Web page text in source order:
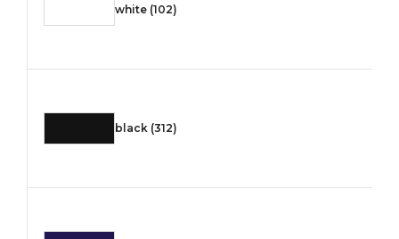
white (102)
black (312)